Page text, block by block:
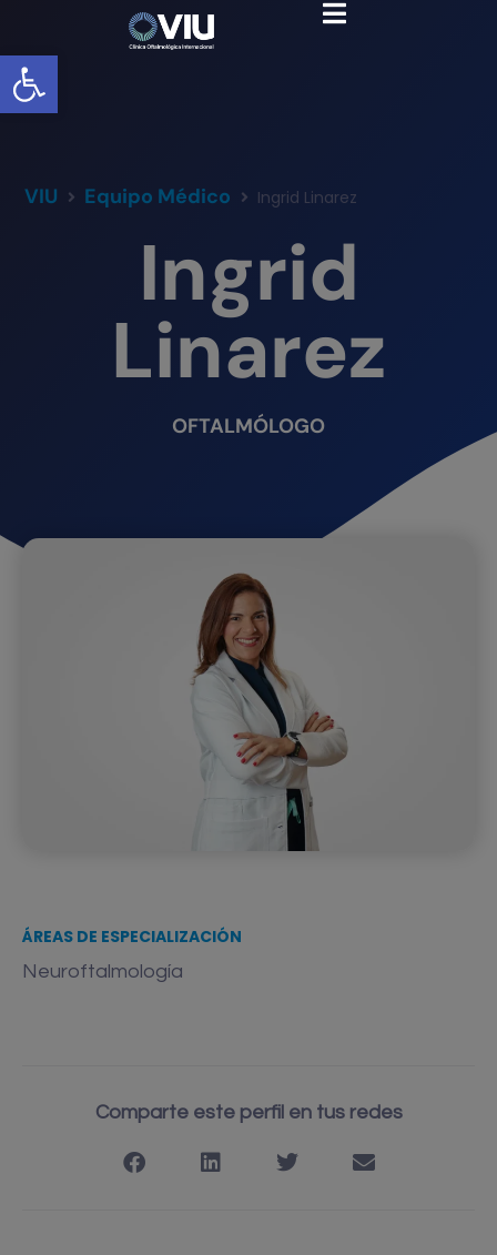
Abrir barra de herramientas
VIU Equipo Médico Ingrid Linarez
Ingrid
Linarez
OFTALMÓLOGO
ÁREAS DE ESPECIALIZACIÓN
Neuroftalmología
Comparte este perfil en tus redes